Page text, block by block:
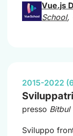
Vue.js
School,
2015-2022
presso Bitbul
Sviluppo